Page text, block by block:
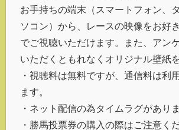
お手持ちの端末（スマートフォン、
ソコン）から、レースの映像をお好
でご視聴いただけます。また、アン
いただくともれなくオリジナル壁紙
・視聴料は無料ですが、通信料は利
ます。
・ネット配信の為タイムラグがありま
・勝馬投票券の購入の際はご注意く